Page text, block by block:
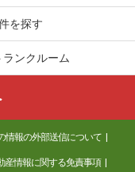
を探す
ンクルーム
情報の外部送信について
産情報に関する免責事項